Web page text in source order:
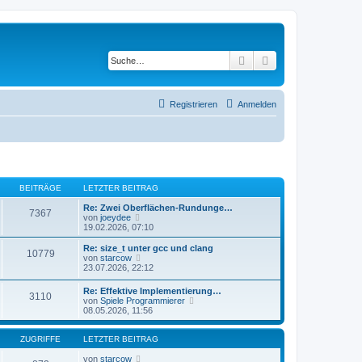
Suche
Anmelden
Registrieren
BEITRÄGE LETZTER BEITRAG
7367
Re: Zwei Oberflächen-Rundunge…
von joeydee
e
u
e
t
r
B
e
i
t
r
a
19.02.2026, 07:10
10779
Re: size_t unter gcc und clang
von starcow
e
s
t
e
r
B
e
23.07.2026, 22:12
3110
Re: Effektive Implementierung…
von Spiele Programmierer
u
e
t
08.05.2026, 11:56
ZUGRIFFE LETZTER BEITRAG
von starcow